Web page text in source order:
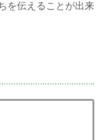
を伝えることが出来